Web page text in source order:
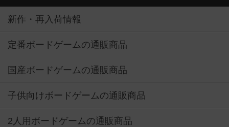
新作・再入荷情報
定番ボードゲームの通販商品
国産ボードゲームの通販商品
子供向けボードゲームの通販商品
2人用ボードゲームの通販商品